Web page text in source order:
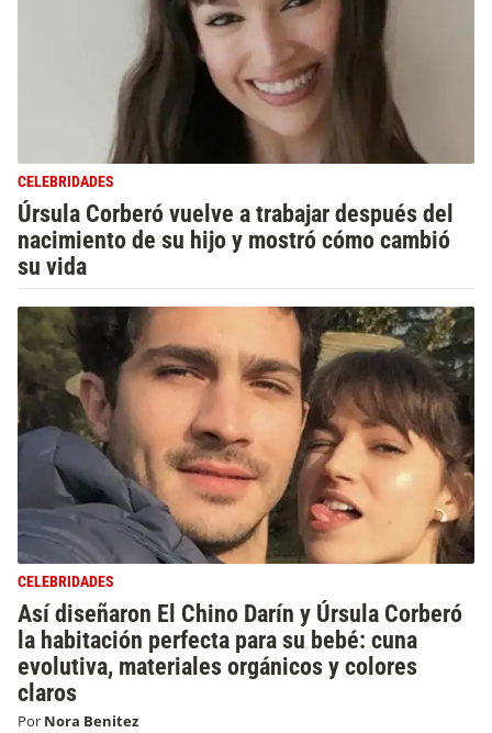
CELEBRIDADES
Úrsula Corberó vuelve a trabajar después del
nacimiento de su hijo y mostró cómo cambió
su vida
CELEBRIDADES
Así diseñaron El Chino Darín y Úrsula Corberó
la habitación perfecta para su bebé: cuna
evolutiva, materiales orgánicos y colores
claros
Por Nora Benitez